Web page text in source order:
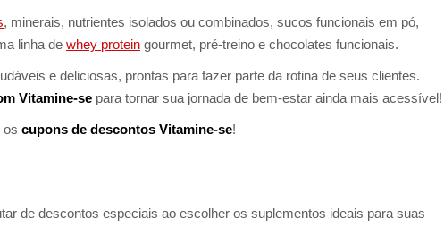
, minerais, nutrientes isolados ou combinados, sucos funcionais em pó,
linha de whey protein gourmet, pré-treino e chocolates funcionais.
e deliciosas, prontas para fazer parte da rotina de seus clientes.
Vitamine-se para tornar sua jornada de bem-estar ainda mais acessível!
os cupons de descontos Vitamine-se!
de descontos especiais ao escolher os suplementos ideais para suas